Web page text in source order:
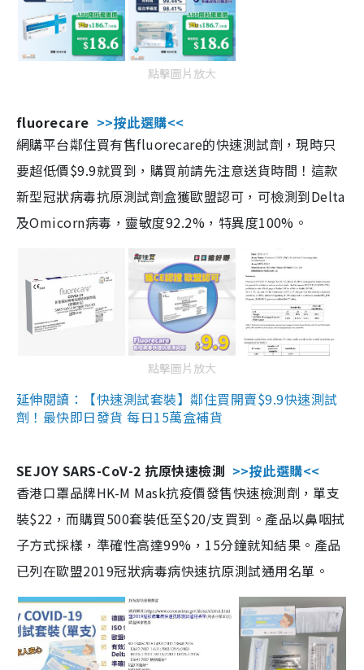
點擊圖片放大
fluorecare >>按此選購<<
網購平台鄰住買有售fluorecare的快速測試劑，現時只
要超低價$9.9就買到，購買前請先注意送貨時間！這款
新型冠狀病毒抗原測試劑盒獲歐盟認可，可檢測到Delta
及Omicorn病毒，靈敏度92.2%，特異度100%。
點擊圖片放大
延伸閱讀：【快速測試套裝】鄰住買開賣$9.9快速測試
劑！最快即日發貨 每日15萬盒補貨
SEJOY SARS-CoV-2 抗原快速檢測 >>按此選購<<
香港口罩品牌HK-M Mask抗疫價發售快速檢測劑，單支
裝$22，而購買500套裝低至$20/支買到。產品以鼻咽拭
子方式採樣，準確性高達99%，15分鐘就知結果。產品
已列在歐盟2019冠狀病毒病快速抗原測試通用名單。